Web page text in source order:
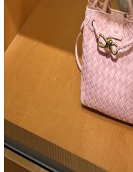
Ferragamo, aile şirketi olarak yüksek
lüks çanta pazarında öne çıkıyor.
fonksiyonel detaylar, kullanıcı deneyimini
Celine 16 ve Triomphe
Özellikleri ve Bakım
Celine 16 ve Triomphe çantalarının
gündemde. Doğal dana derisi olan bu
bazlı kremle bakımı önerilir. İkinci el
Desert Hills Lüks Outlet
Markalar, İndirimler ve
Desert Hills lüks outlet alışveriş rehberi,
indirim oranları ve alışveriş stratejileri
sunar. Zamanlama ve mağaza ilişkileri